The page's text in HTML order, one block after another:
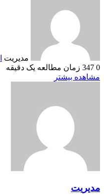
مدیریت
0
زمان مطالعه یک دقیقه
مشاهده بیشتر
مدیریت